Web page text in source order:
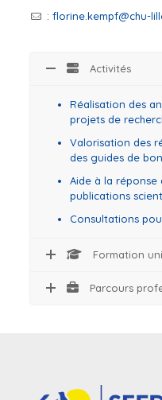
: florine.kempf@chu-
Activités
Réalisation des
projets de
Valorisation des
des guides de
Aide à la réponse
publications
Consultations
Formation
Parcours